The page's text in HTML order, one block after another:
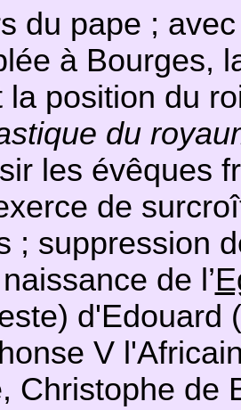
du pape ;
à Bourges,
la position du
du
les évêques
de
; suppression
de l’
d'Edouard
V
Christophe de